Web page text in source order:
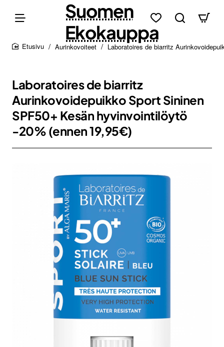
Suomen
Ekokauppa
Aurinkovoiteet Laboratoires de biarritz
Laboratoires de biarritz
Aurinkovoidepuikko Sport Sininen
SPF50+ Kesän hyvinvointilöytö
-20% (ennen 19,95€)